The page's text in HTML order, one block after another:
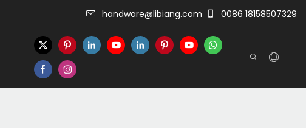
handware@libiang.com 0086 18158507329